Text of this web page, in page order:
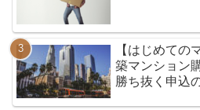
【はじめて
築マンション
勝ち抜く申込